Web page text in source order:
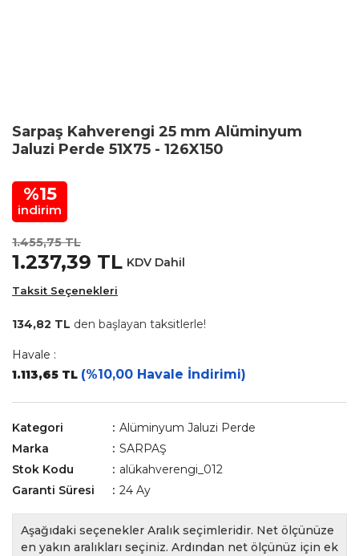
Sarpaş Kahverengi 25 mm Alüminyum
Jaluzi Perde 51X75 - 126X150
%15
indirim
1.455,75 TL
1.237,39 TL KDV Dahil
Taksit Seçenekleri
134,82 TL den başlayan taksitlerle!
Havale :
1.113,65 TL (%10,00 Havale İndirimi)
Kategori
Alüminyum Jaluzi Perde
Marka
SARPAŞ
Stok Kodu
alükahverengi_012
Garanti Süresi
24 Ay
Aşağıdaki seçenekler Aralık seçimleridir. Net ölçünüze
en yakın aralıkları seçiniz. Ardından net ölçünüz için ek